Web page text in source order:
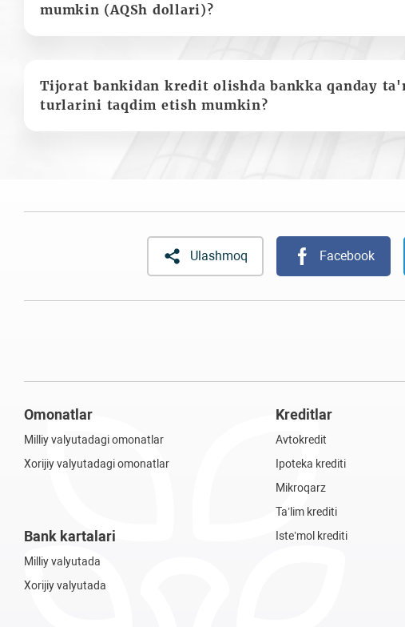
mumkin (AQSh dollari)?
Tijorat bankidan kredit olishda bankka qanday
turlarini taqdim etish mumkin?
Ulashmoq Facebook
Omonatlar
Milliy valyutadagi omonatlar
Xorijiy valyutadagi omonatlar
Bank kartalari
Milliy valyutada
Xorijiy valyutada
Kreditlar
Avtokredit
Ipoteka krediti
Mikroqarz
Ta’lim krediti
Iste’mol krediti